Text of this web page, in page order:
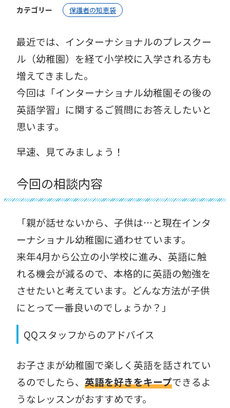
カテゴリー 保護者の知恵袋
最近では、インターナショナルのプレスクー
ル（幼稚園）を経て小学校に入学される方も
増えてきました。
今回は「インターナショナル幼稚園その後の
英語学習」に関するご質問にお答えしたいと
思います。
早速、見てみましょう！
今回の相談内容
「親が話せないから、子供は…と現在インタ
ーナショナル幼稚園に通わせています。
来年4月から公立の小学校に進み、英語に触
れる機会が減るので、本格的に英語の勉強を
させたいと考えています。どんな方法が子供
にとって一番良いのでしょうか？」
QQスタッフからのアドバイス
お子さまが幼稚園で楽しく英語を話されてい
るのでしたら、 英語を好きをキープできるよ
うなレッスンがおすすめです。